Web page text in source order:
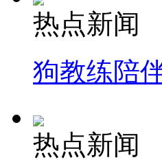
热点新闻
狗教练陪
热点新闻